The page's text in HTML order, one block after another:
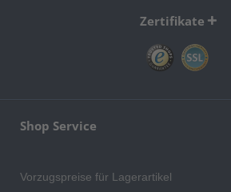
Zertifikate
Shop Service
Vorzugspreise für Lagerartikel